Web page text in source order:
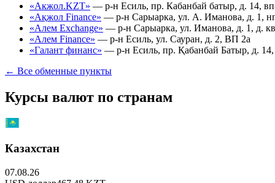
«Акжол.KZT» — р-н Есиль, пр. Кабанбай батыр, д. 14,
«Ақжол Finance» — р-н Сарыарка, ул. А. Иманова, д. 1,
«Алем Exchange» — р-н Сарыарка, ул. Иманова, д. 1, д.
«Алем Finance» — р-н Есиль, ул. Сауран, д. 2, ВП 2а
«Галант финанс» — р-н Есиль, пр. Қабанбай Батыр, д.
← Все обменные пункты
Курсы валют по странам
Казахстан
07.08.26